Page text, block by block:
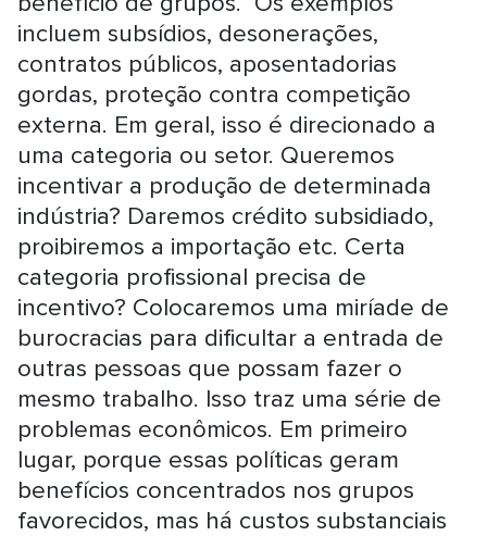
incluem subsídios, desonerações,
contratos públicos, aposentadorias
gordas, proteção contra competição
externa. Em geral, isso é direcionado a
uma categoria ou setor. Queremos
incentivar a produção de determinada
indústria? Daremos crédito subsidiado,
proibiremos a importação etc. Certa
categoria profissional precisa de
incentivo? Colocaremos uma miríade de
burocracias para dificultar a entrada de
outras pessoas que possam fazer o
mesmo trabalho. Isso traz uma série de
problemas econômicos. Em primeiro
lugar, porque essas políticas geram
benefícios concentrados nos grupos
favorecidos, mas há custos substanciais